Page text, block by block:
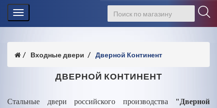
Toggle
navigation
Входные двери Дверной Континент
ДВЕРНОЙ КОНТИНЕНТ
Стальные двери российского производства "Дверной